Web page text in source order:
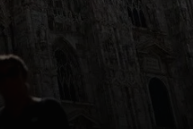
Suhu